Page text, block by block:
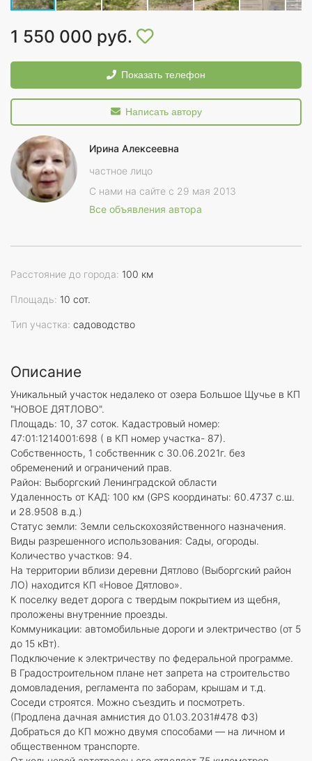
1 550 000 руб.
Показать телефон
Написать автору
Ирина Алексеевна
частное лицо
С нами на сайте с 29 мая 2013
Все объявления автора
Расстояние до города: 100 км
Площадь: 10 сот.
Тип участка: садоводство
Описание
Уникальный участок недалеко от озера Большое Щучье в КП
"НОВОЕ ДЯТЛОВО".
Площадь: 10, 37 соток. Кадастровый номер:
47:01:1214001:698 ( в КП номер участка- 87).
Собственность, 1 собственник с 30.06.2021г. без
обременений и ограничений прав.
Район: Выборгский Ленинградской области
Удаленность от КАД: 100 км (GPS координаты: 60.4737 с.ш.
и 28.9508 в.д.)
Статус земли: Земли сельскохозяйственного назначения.
Виды разрешенного использования: Сады, огороды.
Количество участков: 94.
На территории вблизи деревни Дятлово (Выборгский район
ЛО) находится КП «Новое Дятлово».
К поселку ведет дорога с твердым покрытием из щебня,
проложены внутренние проезды.
Коммуникации: автомобильные дороги и электричество (от 5
до 15 кВт).
Подключение к электричеству по федеральной программе.
В Градостроительном плане нет запрета на строительство
домовладения, регламента по заборам, крышам и т.д.
Соседи строятся. Можно съездить и посмотреть.
(Продлена дачная амнистия до 01.03.2031#478 ФЗ)
Добраться до КП можно двумя способами — на личном и
общественном транспорте.